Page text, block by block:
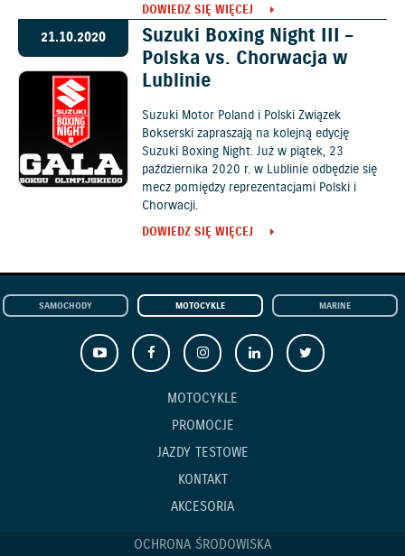
DOWIEDZ SIĘ WIĘCEJ
21.10.2020
Suzuki Boxing Night III –
Polska vs. Chorwacja w
Lublinie
Suzuki Motor Poland i Polski Związek
Bokserski zapraszają na kolejną edycję
Suzuki Boxing Night. Już w piątek, 23
października 2020 r. w Lublinie odbędzie się
mecz pomiędzy reprezentacjami Polski i
Chorwacji.
DOWIEDZ SIĘ WIĘCEJ
SAMOCHODY MOTOCYKLE MARINE
MOTOCYKLE
PROMOCJE
JAZDY TESTOWE
KONTAKT
AKCESORIA
OCHRONA ŚRODOWISKA